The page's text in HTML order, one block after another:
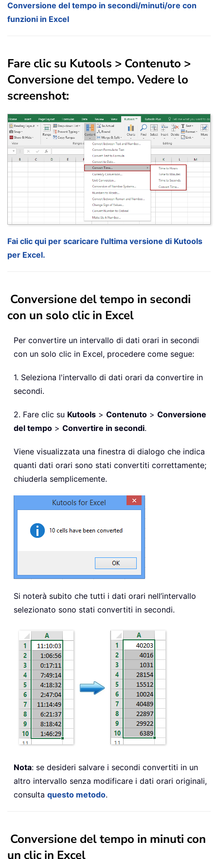
Conversione del tempo in secondi/minuti/ore con
funzioni in Excel
Fare clic su Kutools > Contenuto >
Conversione del tempo. Vedere lo
screenshot:
Fai clic qui per scaricare l'ultima versione di Kutools
per Excel.
Conversione del tempo in secondi
con un solo clic in Excel
Per convertire un intervallo di dati orari in secondi
con un solo clic in Excel, procedere come segue:
1. Seleziona l'intervallo di dati orari da convertire in
secondi.
2. Fare clic su Kutools > Contenuto > Conversione
del tempo > Convertire in secondi.
Viene visualizzata una finestra di dialogo che indica
quanti dati orari sono stati convertiti correttamente;
chiuderla semplicemente.
Si noterà subito che tutti i dati orari nell’intervallo
selezionato sono stati convertiti in secondi.
Nota: se desideri salvare i secondi convertiti in un
altro intervallo senza modificare i dati orari originali,
consulta questo metodo.
Conversione del tempo in minuti con
un clic in Excel